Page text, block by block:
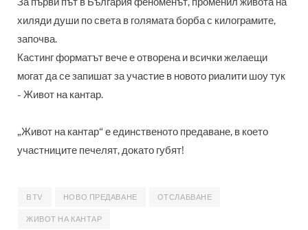
хиляди души по света в голямата борба с килограмите,
започва.
Кастинг форматът вече е отворена и всички желаещи
могат да се запишат за участие в новото риалити шоу тук
- Живот на кантар.
„Живот на кантар“ е единственото предаване, в което
участниците печелят, докато губят!
BTV НОВО ПРЕДАВАНЕ ОТСЛАБВАНЕ
ЖИВОТ НА КАНТАР